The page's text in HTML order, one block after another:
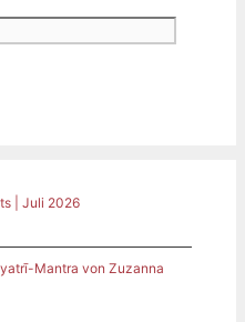
| Juli 2026
Mantra von Zuzanna